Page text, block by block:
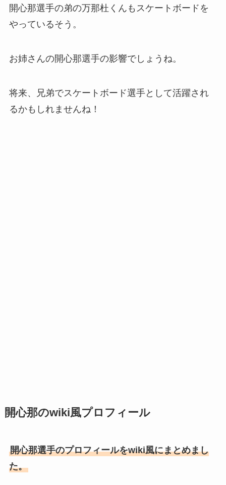
開心那選手の弟の万那杜くんもスケートボードを
やっているそう。
お姉さんの開心那選手の影響でしょうね。
将来、兄弟でスケートボード選手として活躍され
るかもしれませんね！
開心那のwiki風プロフィール
開心那選手のプロフィールをwiki風にまとめまし
た。